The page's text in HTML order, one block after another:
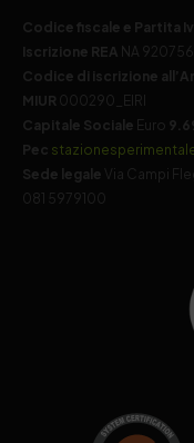
Codice fiscale e Partita
Iscrizione REA NA 920756
Codice di iscrizione
MIUR 000290_EIRI
Capitale Sociale Euro
Pec
Sede legale
Via Campi
081 5979100